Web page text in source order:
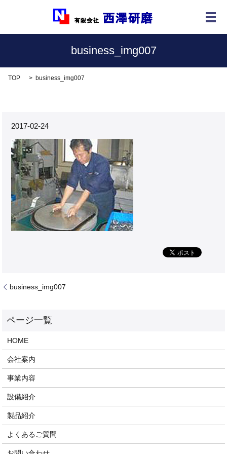
メ
business_img007
TOP business_img007
2017-02-24
business_img007
HOME
会社案内
事業内容
設備紹介
製品紹介
よくあるご質問